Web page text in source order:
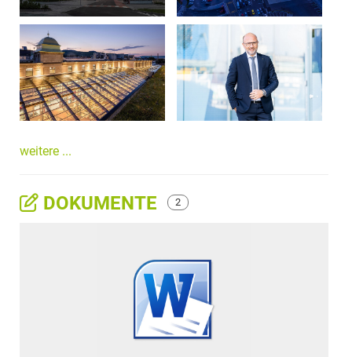
weitere ...
DOKUMENTE 2